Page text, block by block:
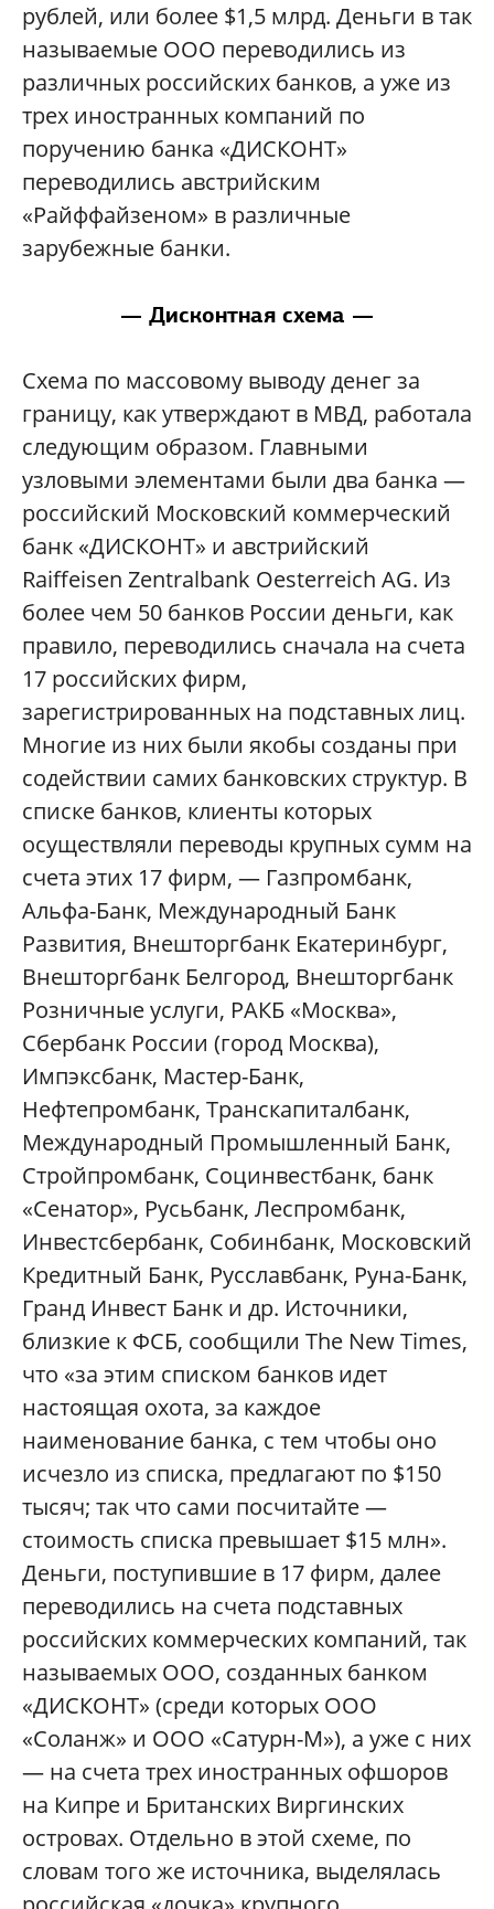
рублей, или более $1,5 млрд. Деньги в так
называемые ООО переводились из
различных российских банков, а уже из
трех иностранных компаний по
поручению банка «ДИСКОНТ»
переводились австрийским
«Райффайзеном» в различные
зарубежные банки.
— Дисконтная схема —
Схема по массовому выводу денег за
границу, как утверждают в МВД, работала
следующим образом. Главными
узловыми элементами были два банка —
российский Московский коммерческий
банк «ДИСКОНТ» и австрийский
Raiffeisen Zentralbank Oesterreich AG. Из
более чем 50 банков России деньги, как
правило, переводились сначала на счета
17 российских фирм,
зарегистрированных на подставных лиц.
Многие из них были якобы созданы при
содействии самих банковских структур. В
списке банков, клиенты которых
осуществляли переводы крупных сумм на
счета этих 17 фирм, — Газпромбанк,
Альфа-Банк, Международный Банк
Развития, Внешторгбанк Екатеринбург,
Внешторгбанк Белгород, Внешторгбанк
Розничные услуги, РАКБ «Москва»,
Сбербанк России (город Москва),
Импэксбанк, Мастер-Банк,
Нефтепромбанк, Транскапиталбанк,
Международный Промышленный Банк,
Стройпромбанк, Социнвестбанк, банк
«Сенатор», Русьбанк, Леспромбанк,
Инвестсбербанк, Собинбанк, Московский
Кредитный Банк, Русславбанк, Руна-Банк,
Гранд Инвест Банк и др. Источники,
близкие к ФСБ, сообщили The New Times,
что «за этим списком банков идет
настоящая охота, за каждое
наименование банка, с тем чтобы оно
исчезло из списка, предлагают по $150
тысяч; так что сами посчитайте —
стоимость списка превышает $15 млн».
Деньги, поступившие в 17 фирм, далее
переводились на счета подставных
российских коммерческих компаний, так
называемых ООО, созданных банком
«ДИСКОНТ» (среди которых ООО
«Соланж» и ООО «Сатурн-М»), а уже с них
— на счета трех иностранных офшоров
на Кипре и Британских Виргинских
островах. Отдельно в этой схеме, по
словам того же источника, выделялась